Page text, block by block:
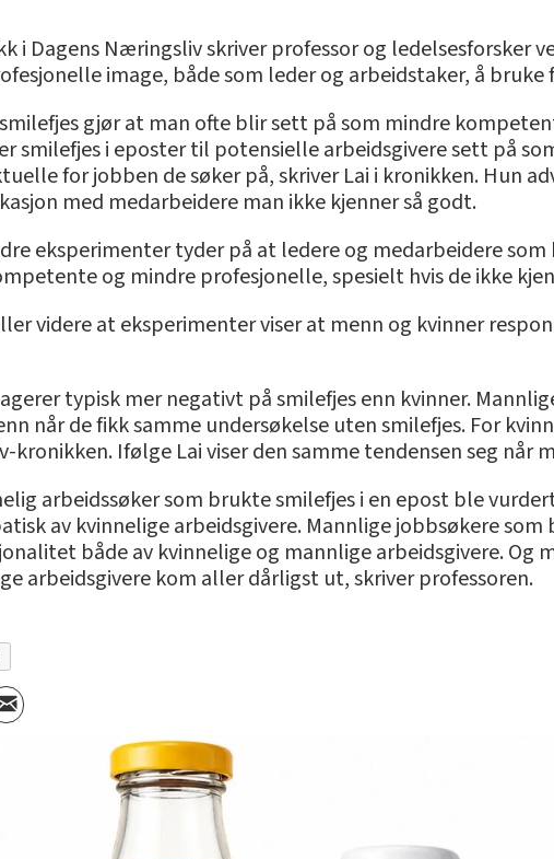
i Dagens Næringsliv skriver professor og ledelsesforsker
image, både som leder og arbeidstaker, å
gjør at man ofte blir sett på som mindre
smilefjes i eposter til potensielle arbeidsgivere sett på
for jobben de søker på, skriver Lai i kronikken. Hun
med medarbeidere man ikke kjenner så godt.
eksperimenter tyder på at ledere og medarbeidere
og mindre profesjonelle, spesielt hvis de ikke
videre at eksperimenter viser at menn og kvinner
typisk mer negativt på smilefjes enn kvinner.
når de fikk samme undersøkelse uten smilefjes. For
kronikken. Ifølge Lai viser den samme tendensen seg når
arbeidssøker som brukte smilefjes i en epost ble
av kvinnelige arbeidsgivere. Mannlige jobbsøkere
både av kvinnelige og mannlige arbeidsgivere.
arbeidsgivere kom aller dårligst ut, skriver professoren.